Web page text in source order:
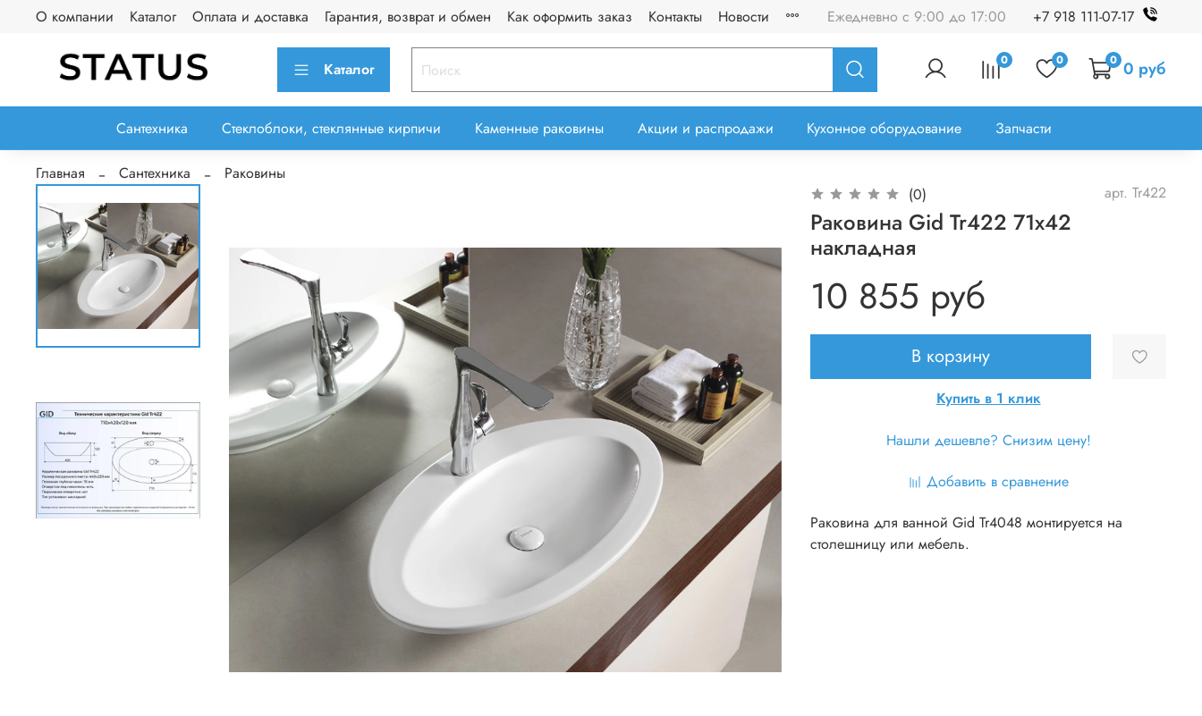
О компании Каталог Оплата и доставка Гарантия, возврат и обмен Как оформить заказ Контакты Новости Ежедневно с 9:00 до 17:00 +7 918 111-07-17
Каталог 0 0 0 0 руб
Сантехника Стеклоблоки, стеклянные кирпичи Каменные раковины Акции и распродажи Кухонное оборудование Запчасти
Главная Сантехника
Раковины
(0)
арт. Tr422
Раковина Gid Tr422 71x42
накладная
10 855 руб
В корзину
Купить в 1 клик
Нашли дешевле? Снизим цену!
Добавить в сравнение
Раковина для ванной Gid Tr4048монтируется на
столешницу или мебель.